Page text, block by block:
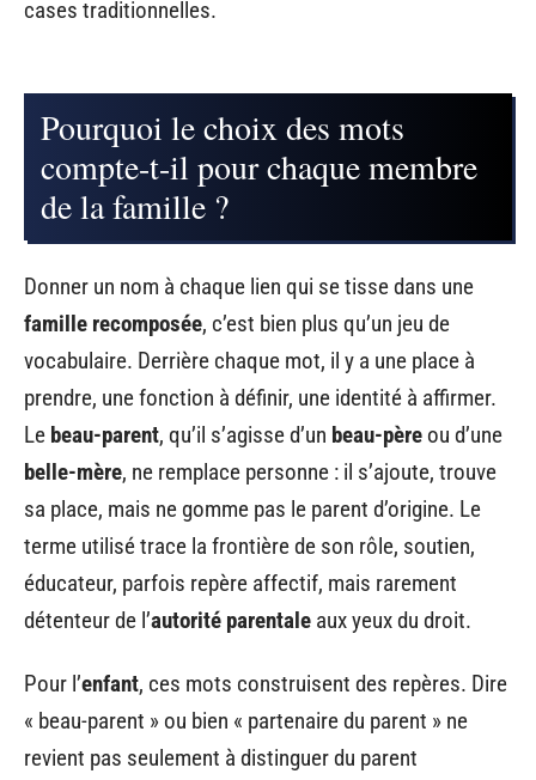
cases traditionnelles.
Pourquoi le choix des mots
compte-t-il pour chaque membre
de la famille ?
Donner un nom à chaque lien qui se tisse dans une
famille recomposée, c’est bien plus qu’un jeu de
vocabulaire. Derrière chaque mot, il y a une place à
prendre, une fonction à définir, une identité à affirmer.
Le beau-parent, qu’il s’agisse d’un beau-père ou d’une
belle-mère, ne remplace personne : il s’ajoute, trouve
sa place, mais ne gomme pas le parent d’origine. Le
terme utilisé trace la frontière de son rôle, soutien,
éducateur, parfois repère affectif, mais rarement
détenteur de l’autorité parentale aux yeux du droit.
Pour l’enfant, ces mots construisent des repères. Dire
« beau-parent » ou bien « partenaire du parent » ne
revient pas seulement à distinguer du parent